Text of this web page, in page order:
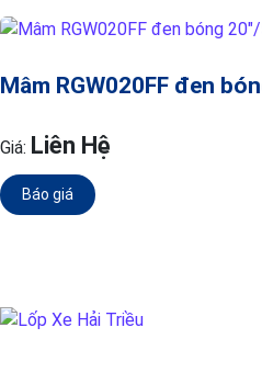
Mâm RGW020FF đen
Giá: Liên Hệ
Báo giá